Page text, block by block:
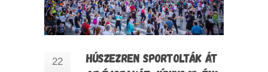
22
HÚSZEZREN SPORTOLTÁK ÁT